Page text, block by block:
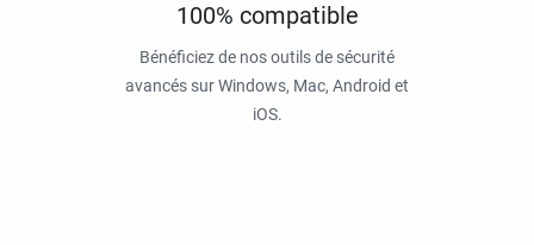
100% compatible
Bénéficiez de nos outils de sécurité
avancés sur Windows, Mac, Android et
iOS.